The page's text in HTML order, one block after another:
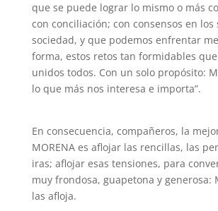
que se puede lograr lo mismo o más
con conciliación; con consensos en los
sociedad, y que podemos enfrentar
forma, estos retos tan formidables
unidos todos. Con un solo propósito:
lo que más nos interesa e importa”.
En consecuencia, compañeros, la
MORENA es aflojar las rencillas, las
iras; aflojar esas tensiones, para
muy frondosa, guapetona y generosa:
las afloja.